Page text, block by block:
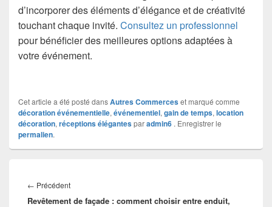
d’incorporer des éléments d’élégance et de créativité
touchant chaque invité. Consultez un professionnel
pour bénéficier des meilleures options adaptées à
votre événement.
Cet article a été posté dansAutres Commerceset marqué comme
décoration événementielle, événementiel, gain de temps, location
décoration, réceptions élégantesparadmin6 . Enregistrer le
permalien.
de
l’article
← PrécédentArticle
précédent :
Revêtement de façade : comment choisir entre enduit,